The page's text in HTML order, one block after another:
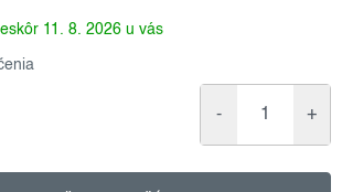
11. 8. 2026